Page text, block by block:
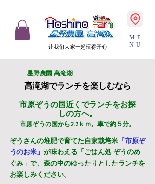
让我们大家一起玩得开心
ME
NU
​星野農園 高滝湖
高滝湖でランチを楽しむなら
市原ぞうの国近くでランチをお探
しの方へ。
市原ぞうの国から2.2ｋｍ。車で約５分。
ぞうさんの堆肥で育てた自家栽培米 「市原ぞ
うのお米」 が味わえる「ごはん処 ぞうのめ
ぐみ」で、森の中のゆったりとしたランチを
お楽しみください。